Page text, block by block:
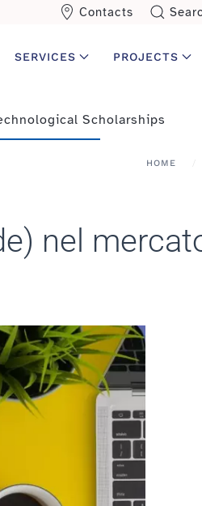
Contacts
SERVICES PROJECTS
Scholarships
HOME
nel